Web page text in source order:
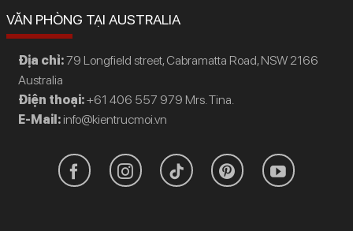
VĂN PHÒNG TẠI AUSTRALIA
Địa chỉ:79 Longfield street, Cabramatta Road, NSW 2166
Australia
Điện thoại:+61 406 557 979 Mrs. Tina.
E-Mail: info@kientrucmoi.vn